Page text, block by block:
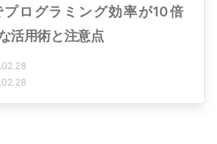
プログラミング効率が10倍
活用術と注意点